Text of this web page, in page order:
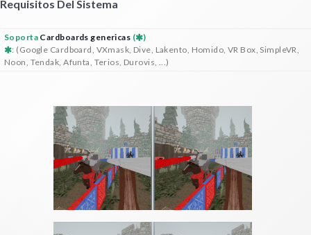
Requisitos Del Sistema
Soporta Cardboards genericas (
)
: (Google Cardboard, VXmask, Dive, Lakento, Homido, VR Box, SimpleVR,
Noon, Tendak, Afunta, Terios, Durovis, ...)